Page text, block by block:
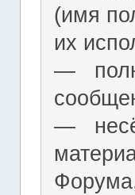
(имя
их
―
―